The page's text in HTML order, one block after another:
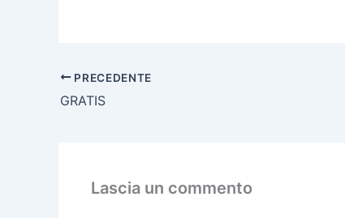
PRECEDENTE
GRATIS
Lascia un commento